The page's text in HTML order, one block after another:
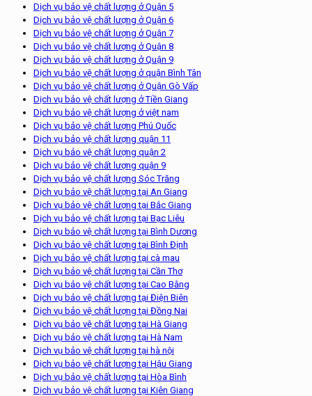
Dịch vụ bảo vệ chất lượng ở Quận 5
Dịch vụ bảo vệ chất lượng ở Quận 6
Dịch vụ bảo vệ chất lượng ở Quận 7
Dịch vụ bảo vệ chất lượng ở Quận 8
Dịch vụ bảo vệ chất lượng ở Quận 9
Dịch vụ bảo vệ chất lượng ở quận Bình Tân
Dịch vụ bảo vệ chất lượng ở Quận Gò Vấp
Dịch vụ bảo vệ chất lượng ở Tiền Giang
Dịch vụ bảo vệ chất lượng ở việt nam
Dịch vụ bảo vệ chất lượng Phú Quốc
Dịch vụ bảo vệ chất lượng quận 11
Dịch vụ bảo vệ chất lượng quận 2
Dịch vụ bảo vệ chất lượng quận 9
Dịch vụ bảo vệ chất lượng Sóc Trăng
Dịch vụ bảo vệ chất lượng tại An Giang
Dịch vụ bảo vệ chất lượng tại Bắc Giang
Dịch vụ bảo vệ chất lượng tại Bạc Liêu
Dịch vụ bảo vệ chất lượng tại Bình Dương
Dịch vụ bảo vệ chất lượng tại Bình Định
Dịch vụ bảo vệ chất lượng tại cà mau
Dịch vụ bảo vệ chất lượng tại Cần Thơ
Dịch vụ bảo vệ chất lượng tại Cao Bằng
Dịch vụ bảo vệ chất lượng tại Điện Biên
Dịch vụ bảo vệ chất lượng tại Đồng Nai
Dịch vụ bảo vệ chất lượng tại Hà Giang
Dịch vụ bảo vệ chất lượng tại Hà Nam
Dịch vụ bảo vệ chất lượng tại hà nội
Dịch vụ bảo vệ chất lượng tại Hậu Giang
Dịch vụ bảo vệ chất lượng tại Hòa Bình
Dịch vụ bảo vệ chất lượng tại Kiên Giang